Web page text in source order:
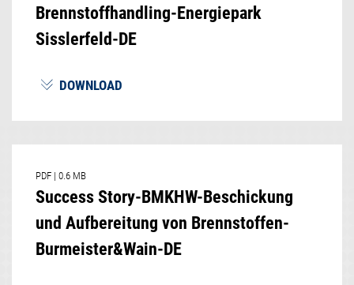
Brennstoffhandling-Energiepark
Sisslerfeld-DE
DOWNLOAD
PDF | 0.6 MB
Success Story-BMKHW-Beschickung
und Aufbereitung von Brennstoffen-
Burmeister&Wain-DE